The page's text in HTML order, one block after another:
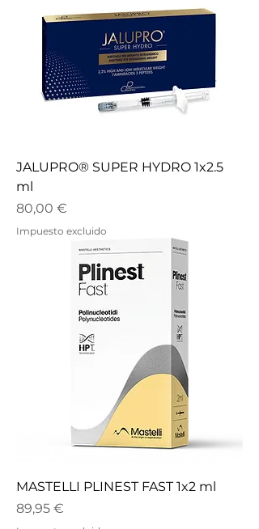
JALUPRO® SUPER HYDRO 1x2.5
ml
Precio
80,00 €
Impuesto excluido
MASTELLI PLINEST FAST 1x2 ml
Precio
89,95 €